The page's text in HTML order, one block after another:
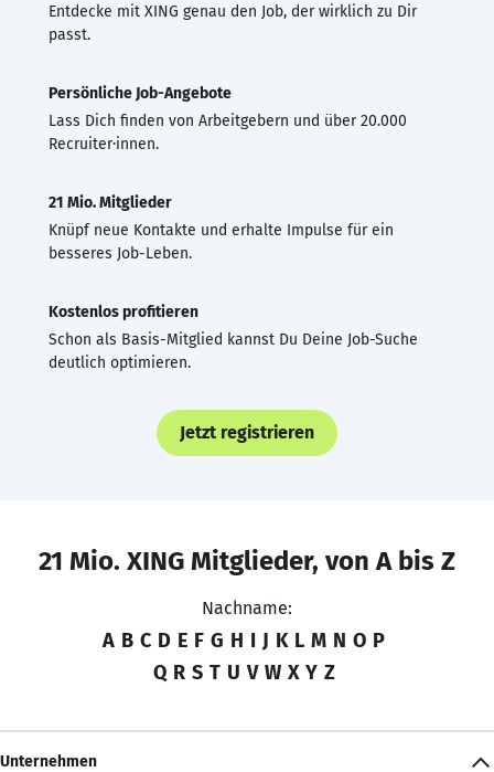
Entdecke mit XING genau den Job, der wirklich zu Dir
passt.
Persönliche Job-Angebote
Lass Dich finden von Arbeitgebern und über 20.000
Recruiter·innen.
21 Mio. Mitglieder
Knüpf neue Kontakte und erhalte Impulse für ein
besseres Job-Leben.
Kostenlos profitieren
Schon als Basis-Mitglied kannst Du Deine Job-Suche
deutlich optimieren.
Jetzt registrieren
21 Mio. XING Mitglieder, von A bis Z
Nachname:
A B C D E F G H I J K L M N O P
Q R S T U V W X Y Z
Unternehmen